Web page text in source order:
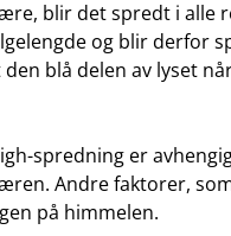
blir det spredt ​i​ alle
og‍ blir derfor
blå⁤ delen av ⁣lyset
spredning er
Andre faktorer,
på himmelen.